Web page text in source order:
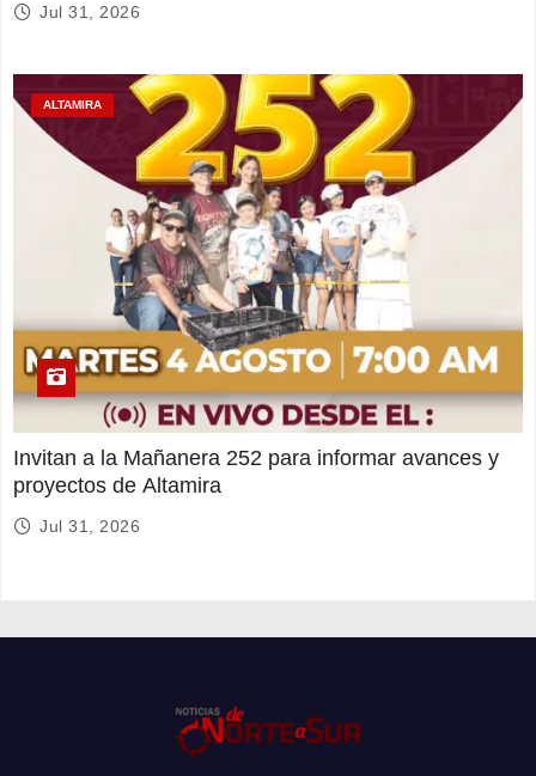
Jul 31, 2026
ALTAMIRA
Invitan a la Mañanera 252 para informar avances y
proyectos de Altamira
Jul 31, 2026